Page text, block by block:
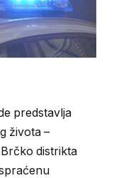
predstavlja
života –
distrikta